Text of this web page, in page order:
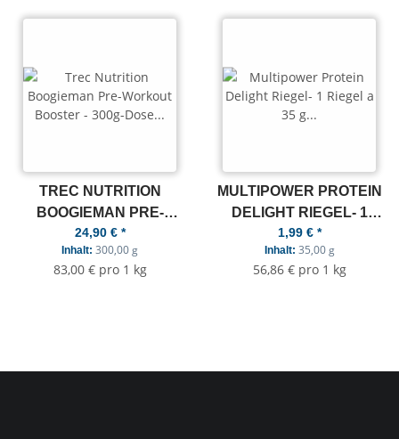
TREC NUTRITION
BOOGIEMAN PRE-
WORKOUT BOOSTER -
300G-DOSE BUBBLE
GUM
24,90 € *
Inhalt: 300,00 g
83,00 € pro 1 kg
MULTIPOWER PROTEIN
DELIGHT RIEGEL- 1
RIEGEL A 35 G VANILLA
CASHEW CARAMEL
1,99 € *
Inhalt: 35,00 g
56,86 € pro 1 kg